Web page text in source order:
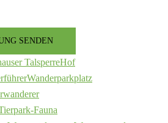
SENDEN
TalsperreHof
Wanderparkplatz
Fauna